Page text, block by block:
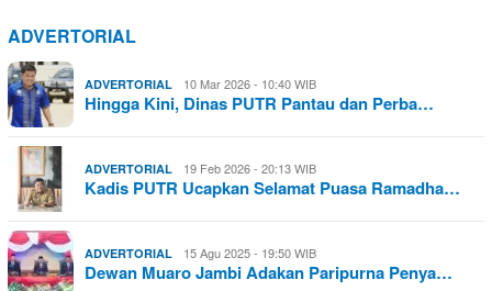
ADVERTORIAL
ADVERTORIAL 10 Mar 2026 - 10:40 WIB
Hingga Kini, Dinas PUTR Pantau dan Perba…
ADVERTORIAL 19 Feb 2026 - 20:13 WIB
Kadis PUTR Ucapkan Selamat Puasa Ramadha…
ADVERTORIAL 15 Agu 2025 - 19:50 WIB
Dewan Muaro Jambi Adakan Paripurna Penya…